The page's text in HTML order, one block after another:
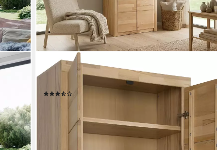
VOGL MÖBELFABRIK
Aktenschrank Toronto in 2 Breiten, teilmassiv, Fächer für
Aktenordner, Made in Germany
lieferbar in 6 Wochen